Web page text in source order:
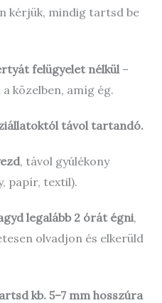
kérjük, mindig tartsd be
felügyelet nélkül –
közelben, amíg ég.
távol tartandó.
, távol gyúlékony
papír, textil).
legalább 2 órát égni,
olvadjon és elkerüld
kb. 5–7 mm hosszúra